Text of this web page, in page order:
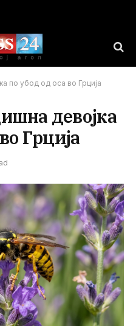
по убод од оса во Грција
девојка
Грција